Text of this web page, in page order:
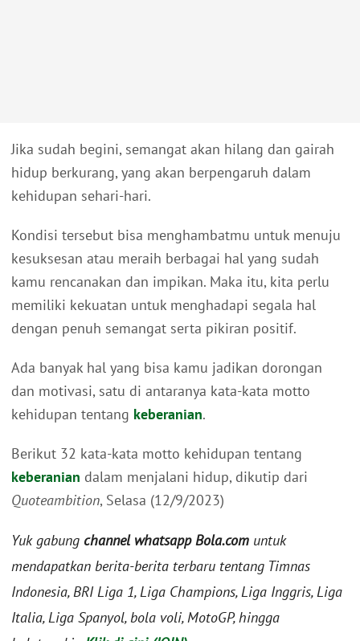
Jika sudah begini, semangat akan hilang dan gairah
hidup berkurang, yang akan berpengaruh dalam
kehidupan sehari-hari.
Kondisi tersebut bisa menghambatmu untuk menuju
kesuksesan atau meraih berbagai hal yang sudah
kamu rencanakan dan impikan. Maka itu, kita perlu
memiliki kekuatan untuk menghadapi segala hal
dengan penuh semangat serta pikiran positif.
Ada banyak hal yang bisa kamu jadikan dorongan
dan motivasi, satu di antaranya kata-kata motto
kehidupan tentang keberanian.
Berikut 32 kata-kata motto kehidupan tentang
keberanian dalam menjalani hidup, dikutip dari
Quoteambition, Selasa (12/9/2023)
Yuk gabung channel whatsapp Bola.com untuk
mendapatkan berita-berita terbaru tentang Timnas
Indonesia, BRI Liga 1, Liga Champions, Liga Inggris, Liga
Italia, Liga Spanyol, bola voli, MotoGP, hingga